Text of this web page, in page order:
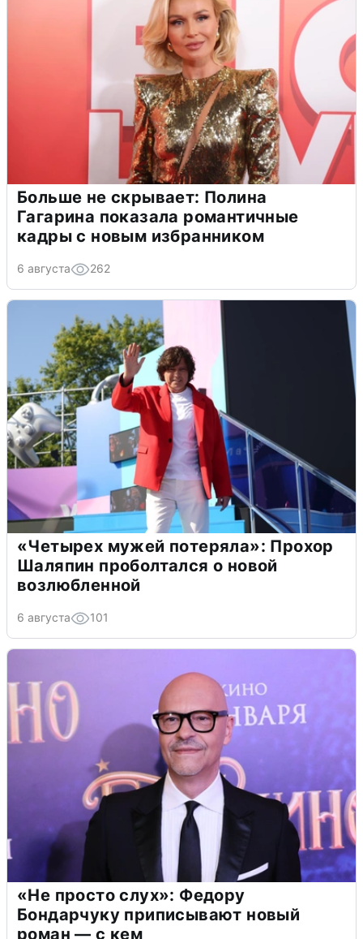
Больше не скрывает: Полина
Гагарина показала романтичные
кадры с новым избранником
6 августа 262
«Четырех мужей потеряла»: Прохор
Шаляпин проболтался о новой
возлюбленной
6 августа 101
«Не просто слух»: Федору
Бондарчуку приписывают новый
роман — с кем